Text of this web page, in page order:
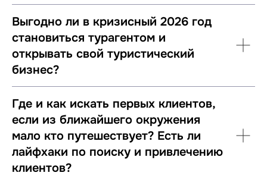
Выгодно ли в кризисный 2026 год
становиться турагентом и
открывать свой туристический
бизнес?
Где и как искать первых клиентов,
если из ближайшего окружения
мало кто путешествует? Есть ли
лайфхаки по поиску и привлечению
клиентов?